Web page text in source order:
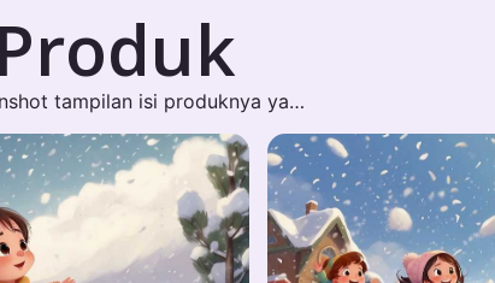
tampilan isi produknya ya…